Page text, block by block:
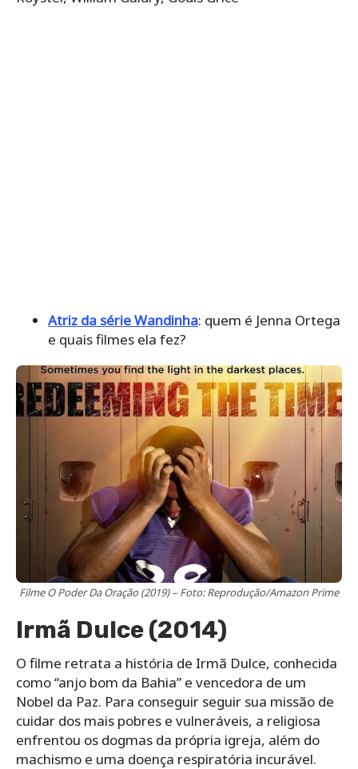
Atriz da série Wandinha: quem é Jenna Ortega
e quais filmes ela fez?
Filme O Poder Da Oração (2019) – Foto: Reprodução/Amazon Prime
Irmã Dulce (2014)
O filme retrata a história de Irmã Dulce, conhecida
como “anjo bom da Bahia” e vencedora de um
Nobel da Paz. Para conseguir seguir sua missão de
cuidar dos mais pobres e vulneráveis, a religiosa
enfrentou os dogmas da própria igreja, além do
machismo e uma doença respiratória incurável.